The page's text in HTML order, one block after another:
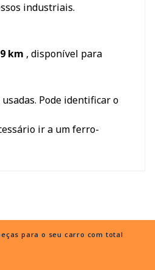
industriais.
km , disponível para
Pode identificar o
ir a um ferro-
para o seu carro com total